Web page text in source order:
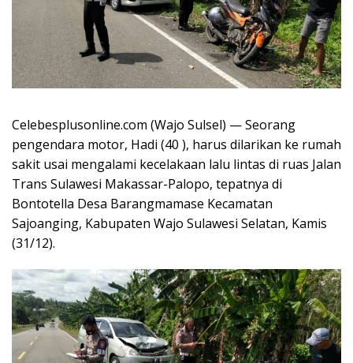
Celebesplusonline.com (Wajo Sulsel) — Seorang
pengendara motor, Hadi (40 ), harus dilarikan ke rumah
sakit usai mengalami kecelakaan lalu lintas di ruas Jalan
Trans Sulawesi Makassar-Palopo, tepatnya di
Bontotella Desa Barangmamase Kecamatan
Sajoanging, Kabupaten Wajo Sulawesi Selatan, Kamis
(31/12).